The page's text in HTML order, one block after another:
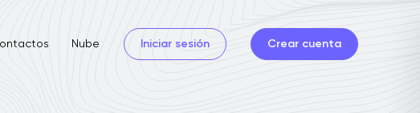
Nube Iniciar sesión Crear cuenta